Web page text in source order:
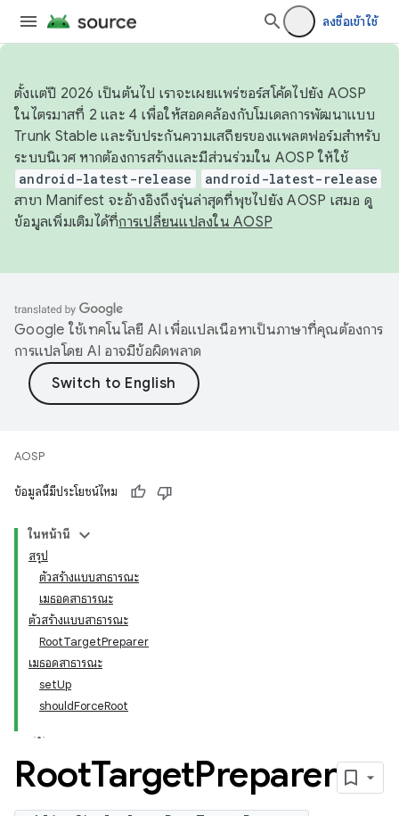
ลงชื่อเข้าใช้
ตั้งแต่ปี 2026 เป็นต้นไป เราจะเผยแพร่ซอร์สโค้ดไปยัง AOSP
ในไตรมาสที่ 2 และ 4 เพื่อให้สอดคล้องกับโมเดลการพัฒนาแบบ
Trunk Stable และรับประกันความเสถียรของแพลตฟอร์มสำหรับ
ระบบนิเวศ หากต้องการสร้างและมีส่วนร่วมใน AOSP ให้ใช้
android-latest-release android-latest-release
สาขา Manifest จะอ้างอิงถึงรุ่นล่าสุดที่พุชไปยัง AOSP เสมอ ดู
ข้อมูลเพิ่มเติมได้ที่การเปลี่ยนแปลงใน AOSP
Google ใช้เทคโนโลยี AI เพื่อแปลเนื้อหาเป็นภาษาที่คุณต้องการ
การแปลโดย AI อาจมีข้อผิดพลาด
AOSP
ข้อมูลนี้มีประโยชน์ไหม
ในหน้านี้
สรุป
ตัวสร้างแบบสาธารณะ
เมธอดสาธารณะ
ตัวสร้างแบบสาธารณะ
RootTargetPreparer
เมธอดสาธารณะ
setUp
shouldForceRoot
RootTargetPreparer